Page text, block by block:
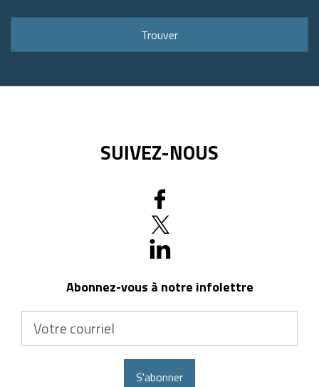
Trouver
SUIVEZ-NOUS
Abonnez-vous à notre infolettre
S'abonner